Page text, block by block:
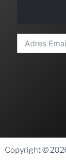
Copyright ©